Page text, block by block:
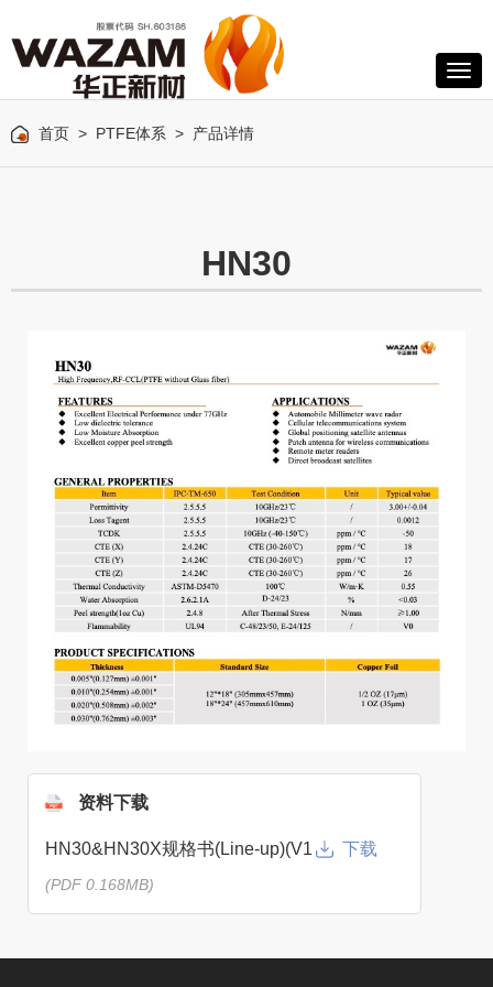
首页 > PTFE体系 > 产品详情
HN30
资料下载
HN30&HN30X规格书(Line-up)(V1
(PDF 0.168MB)
下载